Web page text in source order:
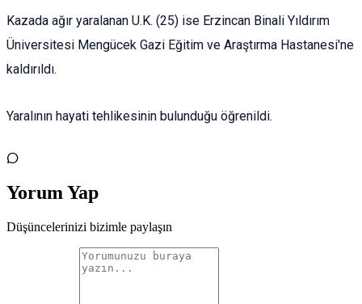
Kazada ağır yaralanan U.K. (25) ise Erzincan Binali Yıldırım
Üniversitesi Mengücek Gazi Eğitim ve Araştırma Hastanesi'ne
kaldırıldı.
Yaralının hayati tehlikesinin bulunduğu öğrenildi.
Yorum Yap
Düşüncelerinizi bizimle paylaşın